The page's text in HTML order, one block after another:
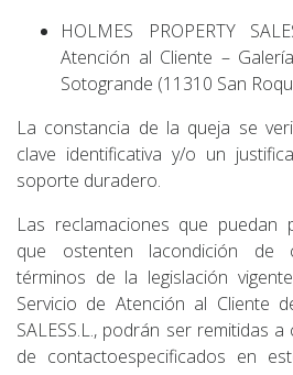
HOLMES PROPERTY
Atención al Cliente –
Sotogrande (11310 San
La constancia de la queja se
clave identificativa y/o un
soporte duradero.
Las reclamaciones que puedan
que ostenten lacondición de
términos de la legislación
Servicio de Atención al Cliente
SALESS.L., podrán ser remitidas
de contactoespecificados en